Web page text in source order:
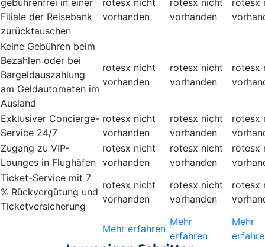
Filiale der Reisebank
zurücktauschen
vorhanden
vorhanden
Keine Gebühren beim
Bezahlen oder bei
Bargeldauszahlung
am Geldautomaten im
Ausland
rotesx nicht
vorhanden
rotesx nicht
vorhanden
rotesx
Exklusiver Concierge-
Service 24/7
rotesx nicht
vorhanden
rotesx nicht
vorhanden
rotesx
Zugang zu VIP-
Lounges in Flughäfen
rotesx nicht
vorhanden
rotesx nicht
vorhanden
rotesx
Ticket-Service mit 7
% Rückvergütung und
Ticketversicherung
rotesx nicht
vorhanden
rotesx nicht
vorhanden
rotesx
Mehr erfahren
Mehr
erfahren
Mehr